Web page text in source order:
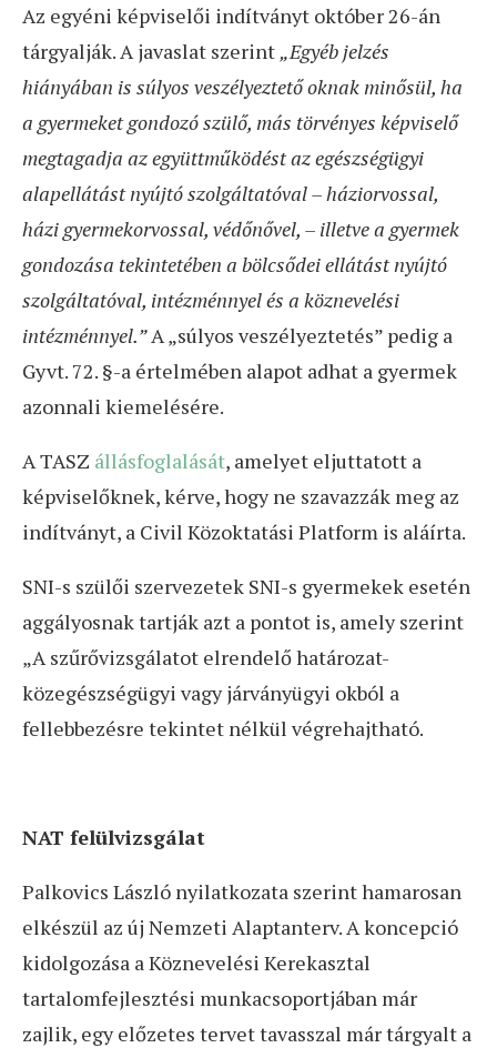
Az egyéni képviselői indítványt október 26-án
tárgyalják. A javaslat szerint„Egyéb jelzés
hiányában is súlyos veszélyeztető oknak minősül, ha
a gyermeket gondozó szülő, más törvényes képviselő
megtagadja az együttműködést az egészségügyi
alapellátást nyújtó szolgáltatóval – háziorvossal,
házi gyermekorvossal, védőnővel, – illetve a gyermek
gondozása tekintetében a bölcsődei ellátást nyújtó
szolgáltatóval, intézménnyel és a köznevelési
intézménnyel.”A „súlyos veszélyeztetés” pedig a
Gyvt. 72. §-a értelmében alapot adhat a gyermek
azonnali kiemelésére.
A TASZ állásfoglalását, amelyet eljuttatott a
képviselőknek, kérve, hogy ne szavazzák meg az
indítványt, a Civil Közoktatási Platform is aláírta.
SNI-s szülői szervezetek SNI-s gyermekek esetén
aggályosnak tartják azt a pontot is, amely szerint
„A szűrővizsgálatot elrendelő határozat-
közegészségügyi vagy járványügyi okból a
fellebbezésre tekintet nélkül végrehajtható.
NAT felülvizsgálat
Palkovics László nyilatkozata szerint hamarosan
elkészül az új Nemzeti Alaptanterv. A koncepció
kidolgozása a Köznevelési Kerekasztal
tartalomfejlesztési munkacsoportjában már
zajlik, egy előzetes tervet tavasszal már tárgyalt a